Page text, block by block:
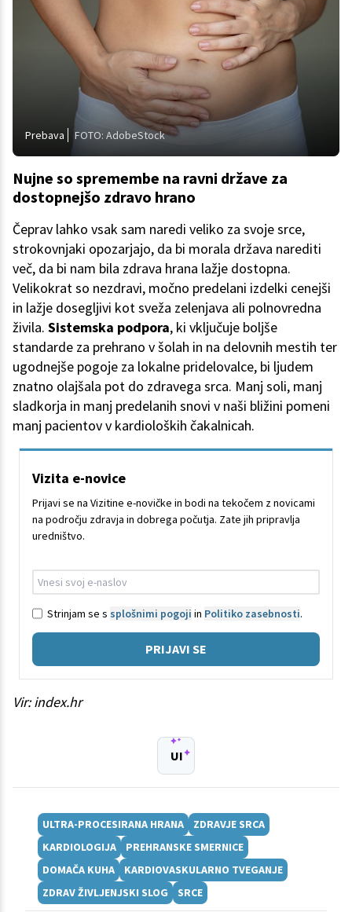
Prebava FOTO: AdobeStock
Nujne so spremembe na ravni države za
dostopnejšo zdravo hrano
Čeprav lahko vsak sam naredi veliko za svoje srce,
strokovnjaki opozarjajo, da bi morala država narediti
več, da bi nam bila zdrava hrana lažje dostopna.
Velikokrat so nezdravi, močno predelani izdelki cenejši
in lažje dosegljivi kot sveža zelenjava ali polnovredna
živila. Sistemska podpora, ki vključuje boljše
standarde za prehrano v šolah in na delovnih mestih ter
ugodnejše pogoje za lokalne pridelovalce, bi ljudem
znatno olajšala pot do zdravega srca. Manj soli, manj
sladkorja in manj predelanih snovi v naši bližini pomeni
manj pacientov v kardioloških čakalnicah.
Vizita e-novice
Prijavi se na Vizitine e-novičke in bodi na tekočem z novicami
na področju zdravja in dobrega počutja. Zate jih pripravlja
uredništvo.
Strinjam se s splošnimi pogoji in Politiko zasebnosti.
PRIJAVI SE
Vir: index.hr
UI
ULTRA-PROCESIRANA HRANA
ZDRAVJE SRCA
KARDIOLOGIJA
PREHRANSKE SMERNICE
DOMAČA KUHA
KARDIOVASKULARNO TVEGANJE
ZDRAV ŽIVLJENJSKI SLOG
SRCE